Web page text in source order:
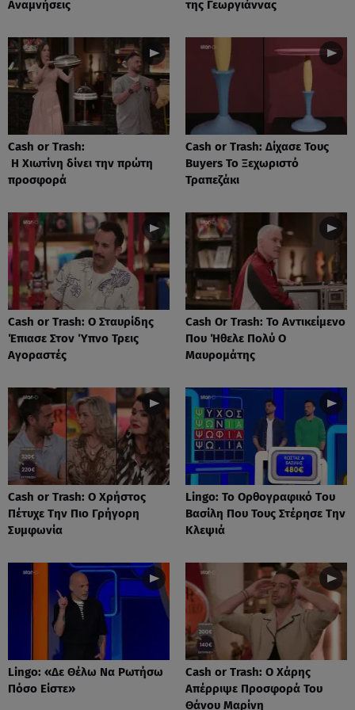
Αναμνήσεις
της Γεωργιάννας
Cash or Trash:
Η Χιωτίνη δίνει την πρώτη
προσφορά
Cash or Trash: Δίχασε Τους
Buyers Το Ξεχωριστό
Τραπεζάκι
Cash or Trash: Ο Σταυρίδης
Έπιασε Στον Ύπνο Τρεις
Αγοραστές
Cash Or Trash: Το Αντικείμενο
Που Ήθελε Πολύ Ο
Μαυρομάτης
Cash or Trash: Ο Χρήστος
Πέτυχε Την Πιο Γρήγορη
Συμφωνία
Lingo: Το Oρθογραφικό Tου
Βασίλη Που Τους Στέρησε Την
Κλεψιά
Lingo: «Δε Θέλω Να Ρωτήσω
Πόσο Είστε»
Cash or Trash: Ο Χάρης
Απέρριψε Προσφορά Του
Θάνου Μαρίνη